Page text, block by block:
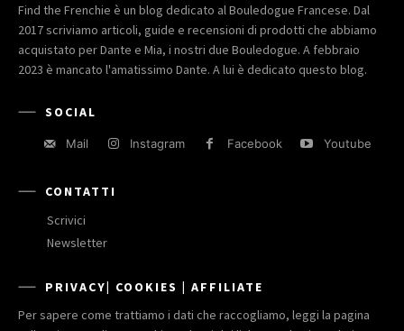
Find the Frenchie è un blog dedicato al Bouledogue Francese. Dal
2017 scriviamo articoli, guide e recensioni di prodotti che abbiamo
acquistato per Dante e Mia, i nostri due Bouledogue. A febbraio
2023 è mancato l'amatissimo Dante. A lui è dedicato questo blog.
SOCIAL
Mail Instagram Facebook Youtube
CONTATTI
Scrivici
Newsletter
PRIVACY| COOKIES | AFFILIATE
Per sapere come trattiamo i dati che raccogliamo, leggi la pagina